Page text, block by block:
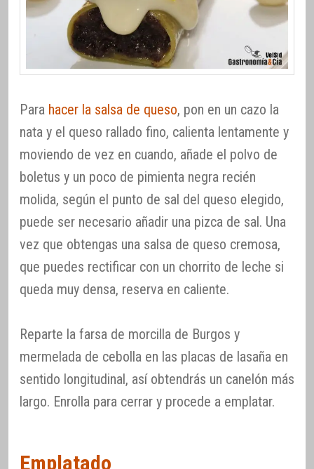
Para hacer la salsa de queso, pon en un cazo la
nata y el queso rallado fino, calienta lentamente y
moviendo de vez en cuando, añade el polvo de
boletus y un poco de pimienta negra recién
molida, según el punto de sal del queso elegido,
puede ser necesario añadir una pizca de sal. Una
vez que obtengas una salsa de queso cremosa,
que puedes rectificar con un chorrito de leche si
queda muy densa, reserva en caliente.
Reparte la farsa de morcilla de Burgos y
mermelada de cebolla en las placas de lasaña en
sentido longitudinal, así obtendrás un canelón más
largo. Enrolla para cerrar y procede a emplatar.
Emplatado